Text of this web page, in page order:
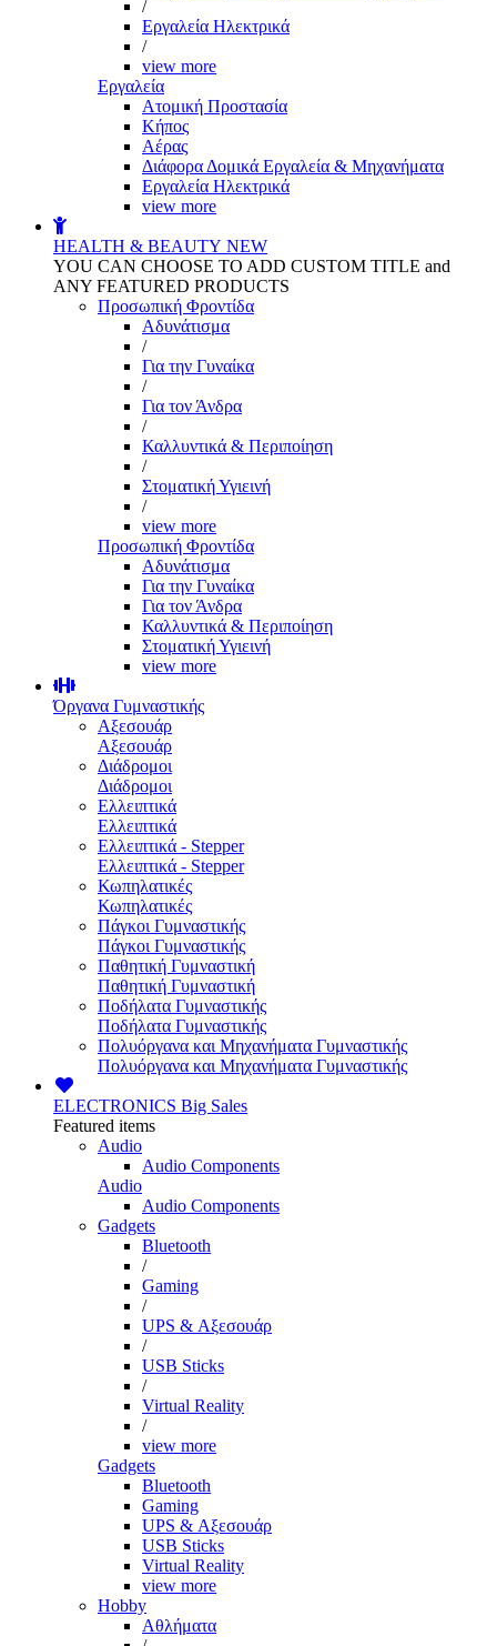
/
Εργαλεία Ηλεκτρικά
/
view more
Εργαλεία
Aτομική Προστασία
Kήπος
Αέρας
Διάφορα Δομικά Εργαλεία & Μηχανήματα
Εργαλεία Ηλεκτρικά
view more
HEALTH & BEAUTY NEW
YOU CAN CHOOSE TO ADD CUSTOM TITLE and
ANY FEATURED PRODUCTS
Προσωπική Φροντίδα
Αδυνάτισμα
/
Για την Γυναίκα
/
Για τον Άνδρα
/
Καλλυντικά & Περιποίηση
/
Στοματική Υγιεινή
/
view more
Προσωπική Φροντίδα
Αδυνάτισμα
Για την Γυναίκα
Για τον Άνδρα
Καλλυντικά & Περιποίηση
Στοματική Υγιεινή
view more
Όργανα Γυμναστικής
Αξεσουάρ
Αξεσουάρ
Διάδρομοι
Διάδρομοι
Ελλειπτικά
Ελλειπτικά
Ελλειπτικά - Stepper
Ελλειπτικά - Stepper
Κωπηλατικές
Κωπηλατικές
Πάγκοι Γυμναστικής
Πάγκοι Γυμναστικής
Παθητική Γυμναστική
Παθητική Γυμναστική
Ποδήλατα Γυμναστικής
Ποδήλατα Γυμναστικής
Πολυόργανα και Μηχανήματα Γυμναστικής
Πολυόργανα και Μηχανήματα Γυμναστικής
ELECTRONICS Big Sales
Featured items
Audio
Audio Components
Audio
Audio Components
Gadgets
Bluetooth
/
Gaming
/
UPS & Αξεσουάρ
/
USB Sticks
/
Virtual Reality
/
view more
Gadgets
Bluetooth
Gaming
UPS & Αξεσουάρ
USB Sticks
Virtual Reality
view more
Hobby
Αθλήματα